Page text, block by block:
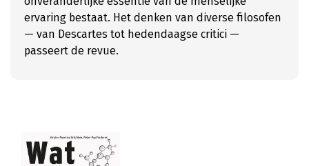
ervaring bestaat. Het denken van diverse filosofen
— van Descartes tot hedendaagse critici —
passeert de revue.